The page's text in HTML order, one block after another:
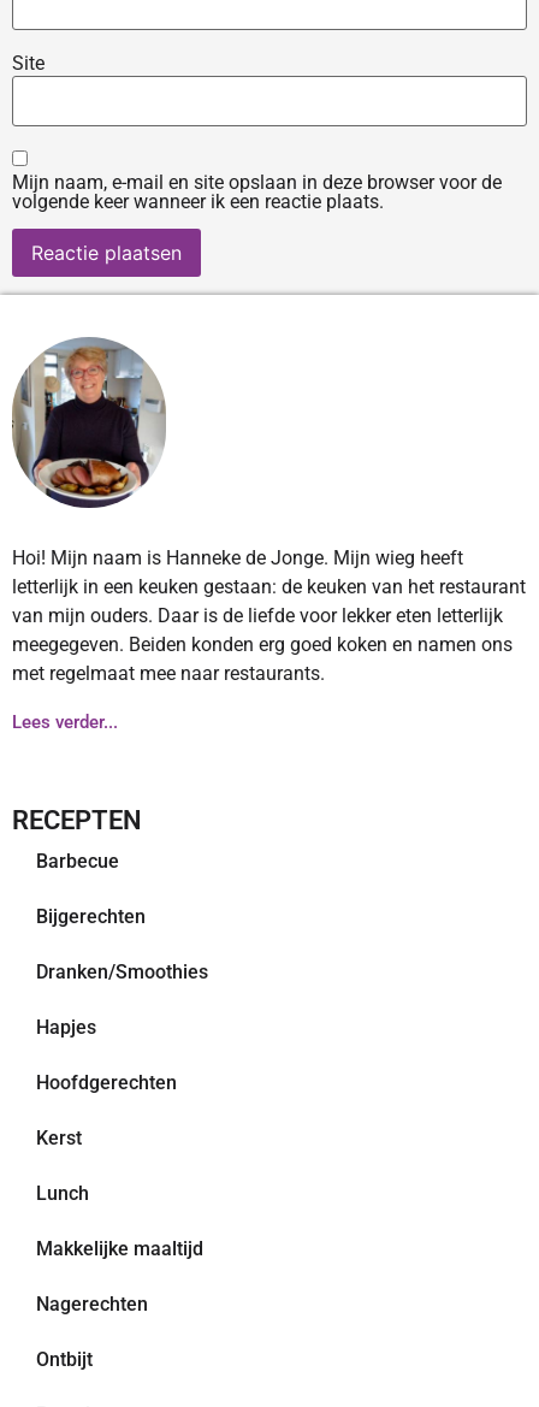
Site
Mijn naam, e-mail en site opslaan in deze browser voor de
volgende keer wanneer ik een reactie plaats.
Hoi! Mijn naam is Hanneke de Jonge. Mijn wieg heeft
letterlijk in een keuken gestaan: de keuken van het restaurant
van mijn ouders. Daar is de liefde voor lekker eten letterlijk
meegegeven. Beiden konden erg goed koken en namen ons
met regelmaat mee naar restaurants.
Lees verder...
RECEPTEN
Barbecue
Bijgerechten
Dranken/Smoothies
Hapjes
Hoofdgerechten
Kerst
Lunch
Makkelijke maaltijd
Nagerechten
Ontbijt